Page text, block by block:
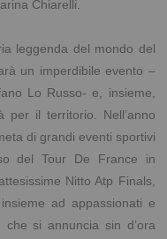
Chiarelli.
leggenda del mondo del
un imperdibile evento –
Lo Russo- e, insieme,
per il territorio. Nell’anno
di grandi eventi sportivi
del Tour De France in
Nitto Atp Finals,
ad appassionati e
si annuncia sin d’ora